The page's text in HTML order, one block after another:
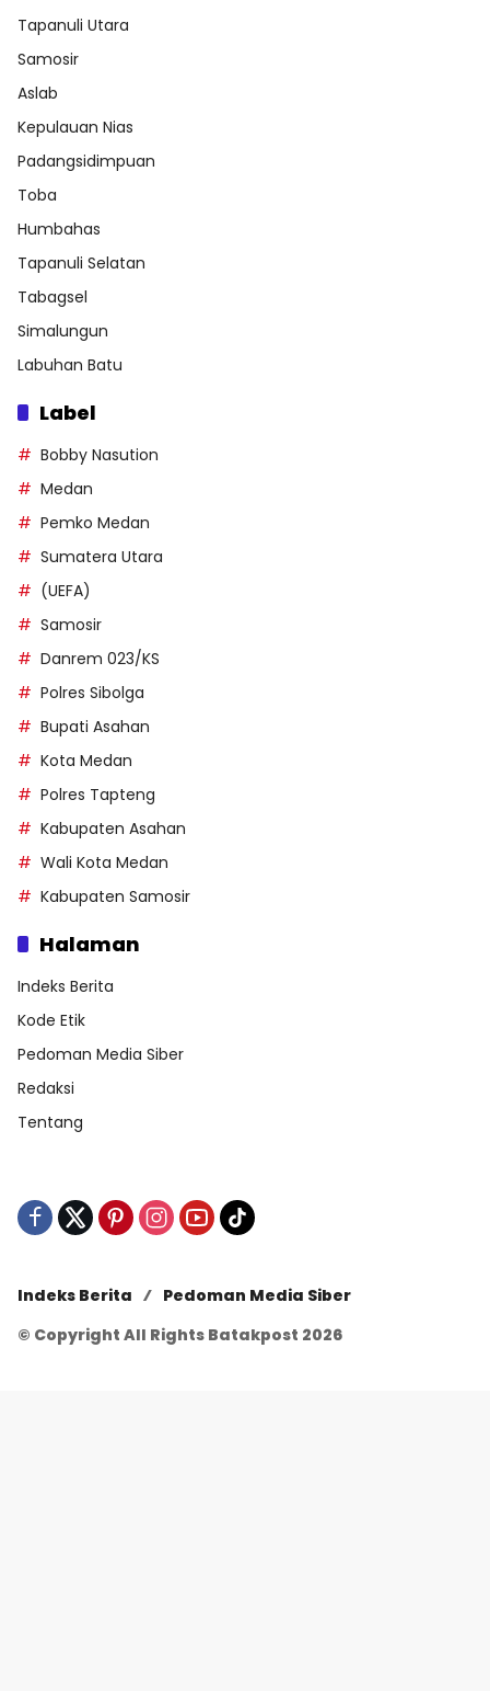
Tapanuli Utara
Samosir
Aslab
Kepulauan Nias
Padangsidimpuan
Toba
Humbahas
Tapanuli Selatan
Tabagsel
Simalungun
Labuhan Batu
Label
Bobby Nasution
Medan
Pemko Medan
Sumatera Utara
(UEFA)
Samosir
Danrem 023/KS
Polres Sibolga
Bupati Asahan
Kota Medan
Polres Tapteng
Kabupaten Asahan
Wali Kota Medan
Kabupaten Samosir
Halaman
Indeks Berita
Kode Etik
Pedoman Media Siber
Redaksi
Tentang
Indeks Berita
Pedoman Media Siber
© Copyright All Rights Batakpost 2026